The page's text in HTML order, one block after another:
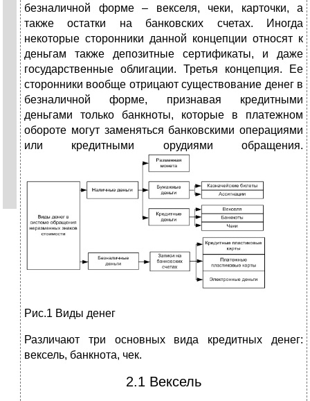
безналичной форме – векселя, чеки, карточки, а
также остатки на банковских счетах. Иногда
некоторые сторонники данной концепции относят к
деньгам также депозитные сертификаты, и даже
государственные облигации. Третья концепция. Ее
сторонники вообще отрицают существование денег в
безналичной форме, признавая кредитными
деньгами только банкноты, которые в платежном
обороте могут заменяться банковскими операциями
или кредитными орудиями обращения.
Рис.1 Виды денег
Различают три основных вида кредитных денег:
вексель, банкнота, чек.
2.1 Вексель